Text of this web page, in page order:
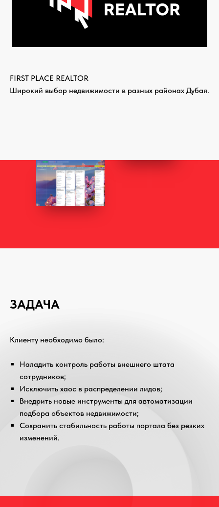
FIRST PLACE REALTOR
Широкий выбор недвижимости в разных районах Дубая.
ЗАДАЧА
Клиенту необходимо было:
Наладить контроль работы внешнего штата
сотрудников;
Исключить хаос в распределении лидов;
Внедрить новые инструменты для автоматизации
подбора объектов недвижимости;
Сохранить стабильность работы портала без резких
изменений.